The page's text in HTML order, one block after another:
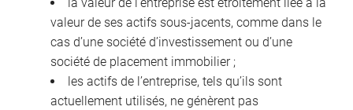
valeur de ses actifs sous-jacents, comme dans le
cas d’une société d’investissement ou d’une
société de placement immobilier ;
les actifs de l’entreprise, tels qu’ils sont
actuellement utilisés, ne génèrent pas